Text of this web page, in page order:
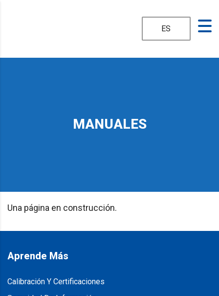
ES
MANUALES
Una página en construcción.
Aprende Más
Calibración Y Certificaciones